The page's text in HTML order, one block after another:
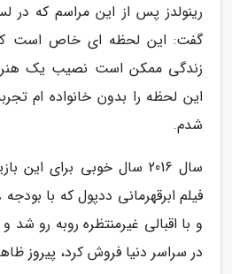
رینولدز پس از این مراسم که در
گفت: این لحظه ای خاص است
زندگی ممکن است نصیب یک
این لحظه را بدون خانواده ام
شدم.
در سراسر دنیا فروش کرد، پیروز